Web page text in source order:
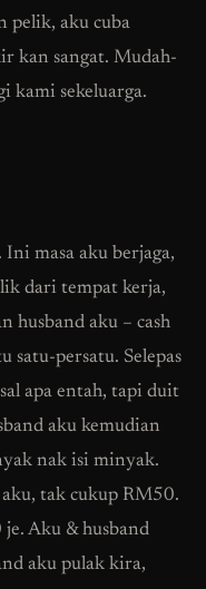
pelik, aku cuba
kan sangat. Mudah-
kami sekeluarga.
masa aku berjaga,
dari tempat kerja,
husband aku – cash
satu-persatu. Selepas
apa entah, tapi duit
aku kemudian
nak isi minyak.
tak cukup RM50.
Aku & husband
aku pulak kira,